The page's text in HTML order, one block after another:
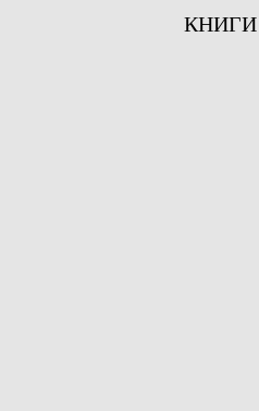
КНИГИ